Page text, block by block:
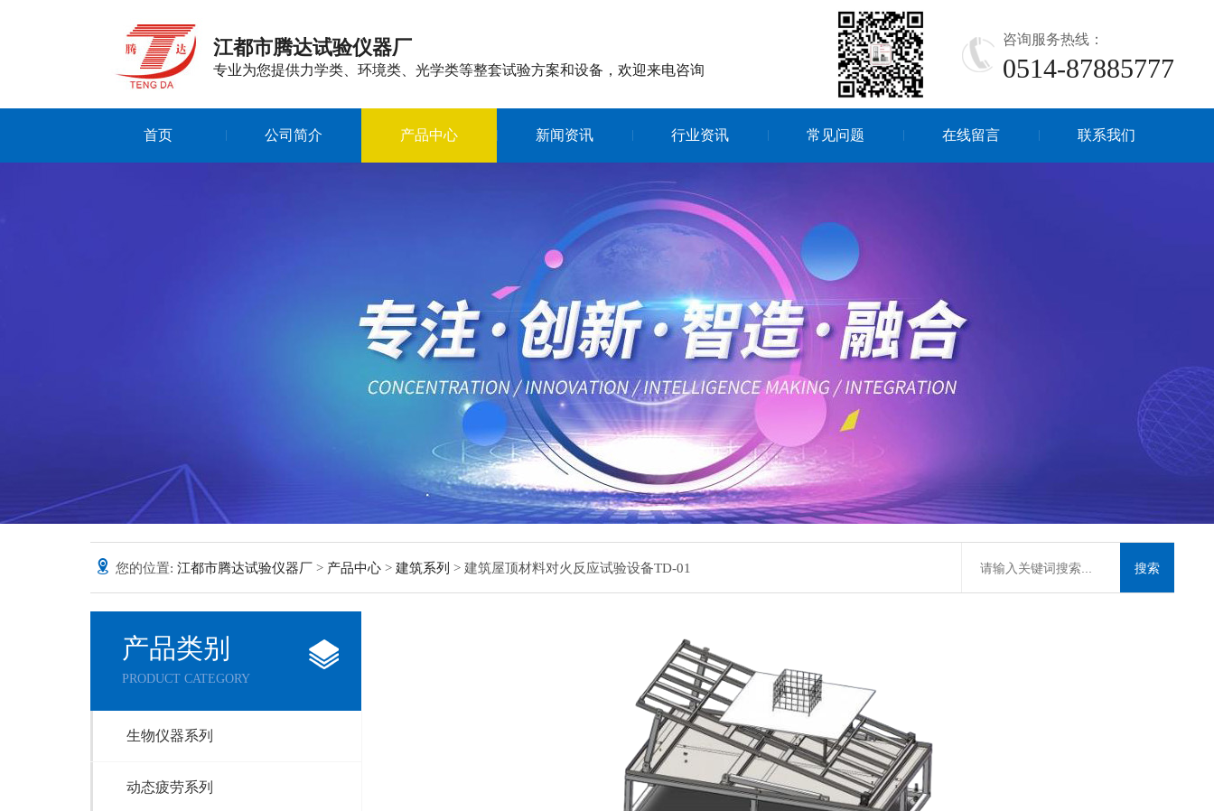
江都市腾达试验仪器厂
专业为您提供力学类、环境类、光学类等整套试验方案和设备，欢迎来电咨询
咨询服务热线：
0514-87885777
首页 公司简介 产品中心 新闻资讯 行业资讯 常见问题 在线留言 联系我们
您的位置: 江都市腾达试验仪器厂 > 产品中心 > 建筑系列 > 建筑屋顶材料对火反应试验设备TD-01
产品类别
PRODUCT CATEGORY
生物仪器系列
动态疲劳系列